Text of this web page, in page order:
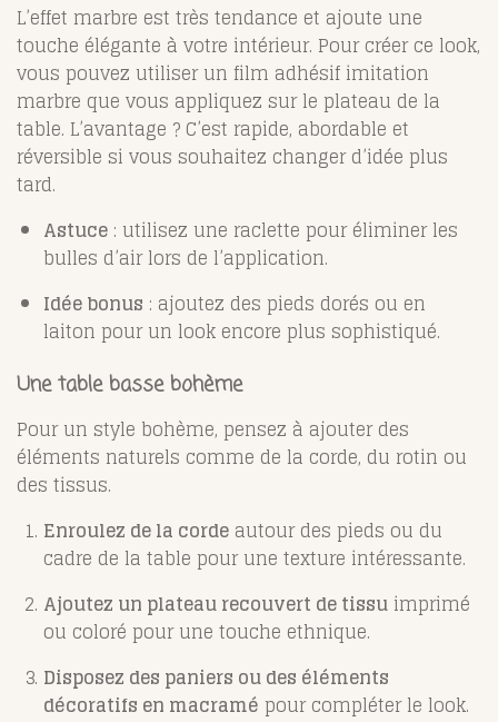
L’effet marbre est très tendance et ajoute une
touche élégante à votre intérieur. Pour créer ce look,
vous pouvez utiliser un film adhésif imitation
marbre que vous appliquez sur le plateau de la
table. L’avantage ? C’est rapide, abordable et
réversible si vous souhaitez changer d’idée plus
tard.
Astuce : utilisez une raclette pour éliminer les
bulles d’air lors de l’application.
Idée bonus : ajoutez des pieds dorés ou en
laiton pour un look encore plus sophistiqué.
Une table basse bohème
Pour un style bohème, pensez à ajouter des
éléments naturels comme de la corde, du rotin ou
des tissus.
Enroulez de la corde autour des pieds ou du
cadre de la table pour une texture intéressante.
Ajoutez un plateau recouvert de tissu imprimé
ou coloré pour une touche ethnique.
Disposez des paniers ou des éléments
décoratifs en macramé pour compléter le look.